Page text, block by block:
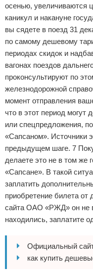
осенью, увеличиваются
каникул и накануне
вы сядете в поезд 31
по самому дешевому
периодах скидок и
вагонах поездов
проконсультируют по
железнодорожной
момент отправления
что в этот период могут
или спецпредложения,
«Сапсаном». Источники
предыдущем шаге. 7
делаете это не в том же
«Сапсане». В такой
заплатить
приобретение билета от
сайта ОАО «РЖД» он не
находились, заплатите
Официальный
как купить